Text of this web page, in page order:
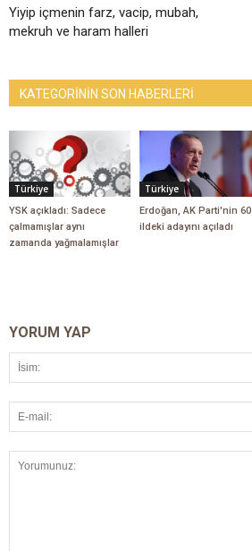
Yiyip içmenin farz, vacip, mubah,
mekruh ve haram halleri
KATEGORİNİN SON HABERLERİ
Türkiye
YSK açıkladı: Sadece
çalmamışlar aynı
zamanda yağmalamışlar
Türkiye
Erdoğan, AK Parti'nin 60
ildeki adayını açıladı
YORUM YAP